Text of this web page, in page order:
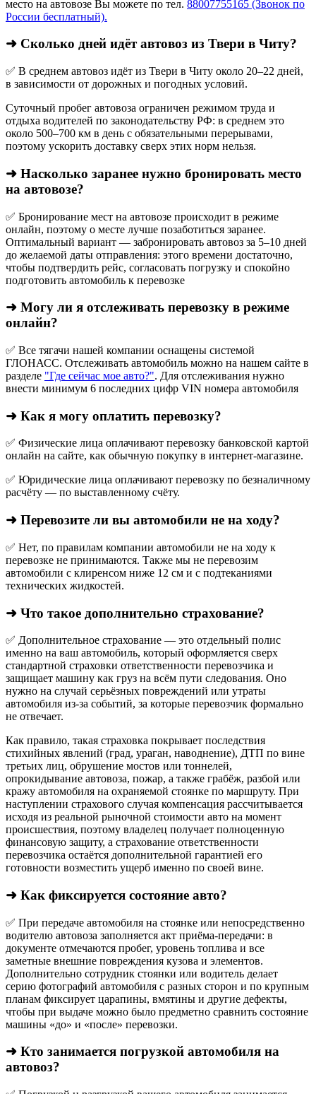
место на автовозе Вы можете по тел. 88007755165 (Звонок по
России бесплатный).
➜ Сколько дней идёт автовоз из Твери в Читу?
✅ В среднем автовоз идёт из Твери в Читу около 20–22 дней,
в зависимости от дорожных и погодных условий.
Суточный пробег автовоза ограничен режимом труда и
отдыха водителей по законодательству РФ: в среднем это
около 500–700 км в день с обязательными перерывами,
поэтому ускорить доставку сверх этих норм нельзя.
➜ Насколько заранее нужно бронировать место
на автовозе?
✅ Бронирование мест на автовозе происходит в режиме
онлайн, поэтому о месте лучше позаботиться заранее.
Оптимальный вариант — забронировать автовоз за 5–10 дней
до желаемой даты отправления: этого времени достаточно,
чтобы подтвердить рейс, согласовать погрузку и спокойно
подготовить автомобиль к перевозке
➜ Могу ли я отслеживать перевозку в режиме
онлайн?
✅ Все тягачи нашей компании оснащены системой
ГЛОНАСС. Отслеживать автомобиль можно на нашем сайте в
разделе "Где сейчас мое авто?". Для отслеживания нужно
внести минимум 6 последних цифр VIN номера автомобиля
➜ Как я могу оплатить перевозку?
✅ Физические лица оплачивают перевозку банковской картой
онлайн на сайте, как обычную покупку в интернет‑магазине.
✅ Юридические лица оплачивают перевозку по безналичному
расчёту — по выставленному счёту.
➜ Перевозите ли вы автомобили не на ходу?
✅ Нет, по правилам компании автомобили не на ходу к
перевозке не принимаются. Также мы не перевозим
автомобили с клиренсом ниже 12 см и с подтеканиями
технических жидкостей.
➜ Что такое дополнительно страхование?
✅ Дополнительное страхование — это отдельный полис
именно на ваш автомобиль, который оформляется сверх
стандартной страховки ответственности перевозчика и
защищает машину как груз на всём пути следования. Оно
нужно на случай серьёзных повреждений или утраты
автомобиля из‑за событий, за которые перевозчик формально
не отвечает.​
Как правило, такая страховка покрывает последствия
стихийных явлений (град, ураган, наводнение), ДТП по вине
третьих лиц, обрушение мостов или тоннелей,
опрокидывание автовоза, пожар, а также грабёж, разбой или
кражу автомобиля на охраняемой стоянке по маршруту. При
наступлении страхового случая компенсация рассчитывается
исходя из реальной рыночной стоимости авто на момент
происшествия, поэтому владелец получает полноценную
финансовую защиту, а страхование ответственности
перевозчика остаётся дополнительной гарантией его
готовности возместить ущерб именно по своей вине.
➜ Как фиксируется состояние авто?
✅ При передаче автомобиля на стоянке или непосредственно
водителю автовоза заполняется акт приёма-передачи: в
документе отмечаются пробег, уровень топлива и все
заметные внешние повреждения кузова и элементов.
Дополнительно сотрудник стоянки или водитель делает
серию фотографий автомобиля с разных сторон и по крупным
планам фиксирует царапины, вмятины и другие дефекты,
чтобы при выдаче можно было предметно сравнить состояние
машины «до» и «после» перевозки.
➜ Кто занимается погрузкой автомобиля на
автовоз?